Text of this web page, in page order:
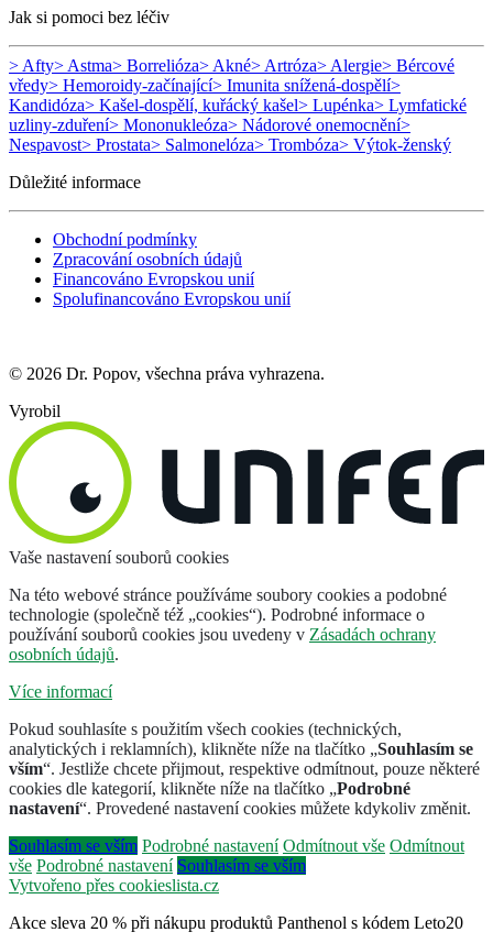
Jak si pomoci bez léčiv
> Afty> Astma> Borrelióza> Akné> Artróza> Alergie> Bércové
vředy> Hemoroidy-začínající> Imunita snížená-dospělí>
Kandidóza> Kašel-dospělí, kuřácký kašel> Lupénka> Lymfatické
uzliny-zduření> Mononukleóza> Nádorové onemocnění>
Nespavost> Prostata> Salmonelóza> Trombóza> Výtok-ženský
Důležité informace
Obchodní podmínky
Zpracování osobních údajů
Financováno Evropskou unií
Spolufinancováno Evropskou unií
© 2026 Dr. Popov, všechna práva vyhrazena.
Vyrobil
Vaše nastavení souborů cookies
Na této webové stránce používáme soubory cookies a podobné
technologie (společně též „cookies“). Podrobné informace o
používání souborů cookies jsou uvedeny v Zásadách ochrany
osobních údajů.
Více informací
Pokud souhlasíte s použitím všech cookies (technických,
analytických i reklamních), klikněte níže na tlačítko „Souhlasím se
vším“. Jestliže chcete přijmout, respektive odmítnout, pouze některé
cookies dle kategorií, klikněte níže na tlačítko „Podrobné
nastavení“. Provedené nastavení cookies můžete kdykoliv změnit.
Souhlasím se vším Podrobné nastavení Odmítnout vše Odmítnout
vše Podrobné nastavení Souhlasím se vším
Vytvořeno přes cookieslista.cz
Akce sleva 20 % při nákupu produktů Panthenol s kódem Leto20